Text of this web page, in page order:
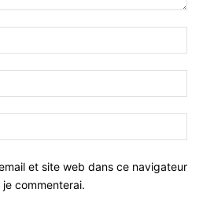
:*
:*
:
et site web dans ce navigateur
commenterai.